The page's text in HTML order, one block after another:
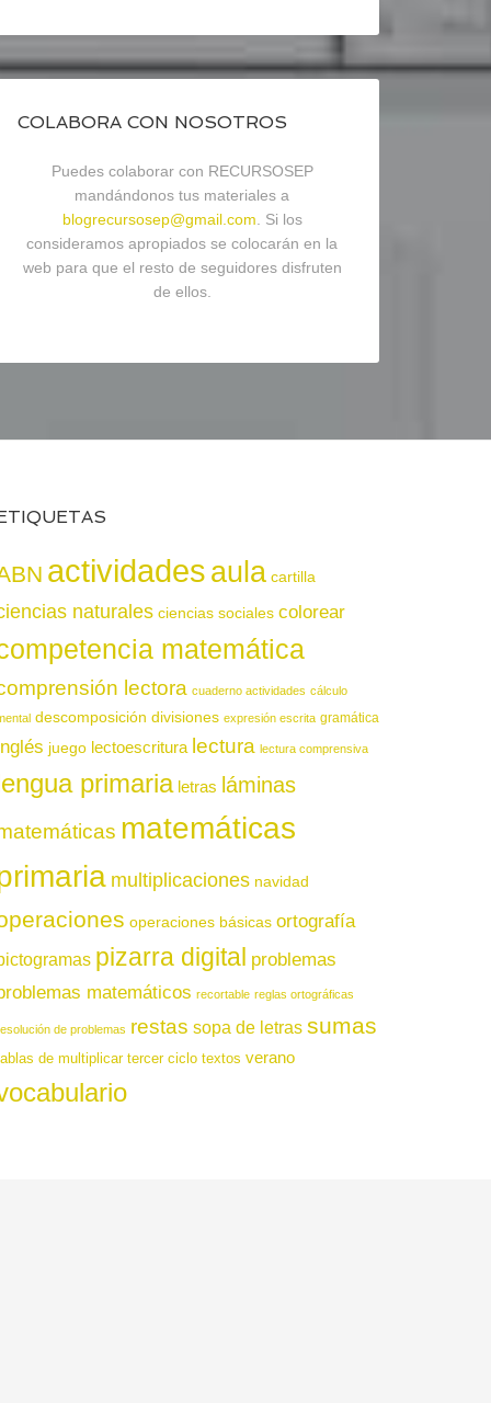
COLABORA CON NOSOTROS
Puedes colaborar con RECURSOSEP
mandándonos tus materiales a
blogrecursosep@gmail.com . Si los
consideramos apropiados se colocarán en la
web para que el resto de seguidores disfruten
de ellos.
actividadesaula cartilla
naturales ciencias sociales colorear
matemática
lectora cuaderno actividades cálculo
descomposición divisiones expresión escrita gramática
juego lectoescritura lectura lectura comprensiva
primaria letras láminas
matemáticas
multiplicaciones navidad
operaciones básicas ortografía
pizarra digital problemas
matemáticos recortable reglas ortográficas
de problemas restas sopa de letras sumas
de multiplicar tercer ciclo textos verano